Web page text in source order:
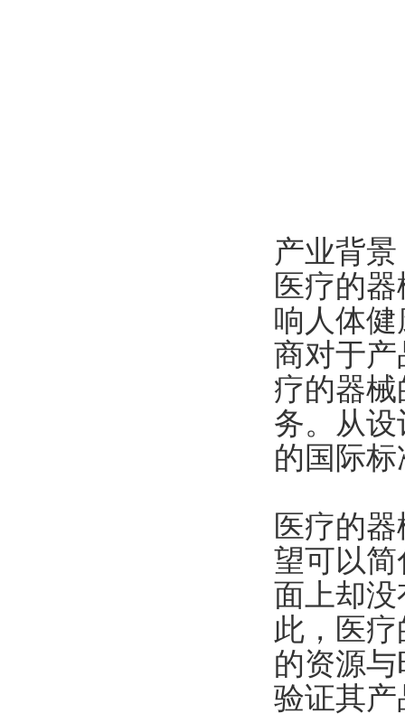
产业背景
医疗的
响人体
商对于
疗的器
务。从
的国际
医疗的
望可以
面上却
此，医
的资源
验证其